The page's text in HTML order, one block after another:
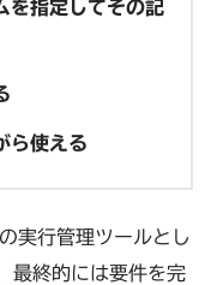
指定してその記
ら使える
実行管理ツールとし
最終的には要件を完